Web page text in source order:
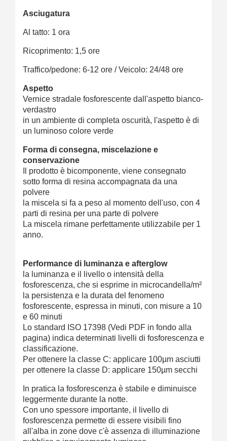
Asciugatura
Al tatto: 1 ora
Ricoprimento: 1,5 ore
Traffico/pedone: 6-12 ore / Veicolo: 24/48 ore
Aspetto
Vernice stradale fosforescente dall'aspetto bianco-
verdastro
in un ambiente di completa oscurità, l'aspetto è di
un luminoso colore verde
Forma di consegna, miscelazione e
conservazione
Il prodotto è bicomponente, viene consegnato
sotto forma di resina accompagnata da una
polvere
la miscela si fa a peso al momento dell'uso, con 4
parti di resina per una parte di polvere
La miscela rimane perfettamente utilizzabile per 1
anno.
Performance di luminanza e afterglow
la luminanza e il livello o intensità della
fosforescenza, che si esprime in microcandella/m²
la persistenza e la durata del fenomeno
fosforescente, espressa in minuti, con misure a 10
e 60 minuti
Lo standard ISO 17398 (Vedi PDF in fondo alla
pagina) indica determinati livelli di fosforescenza e
classificazione.
Per ottenere la classe C: applicare 100µm asciutti
per ottenere la classe D: applicare 150µm secchi
In pratica la fosforescenza è stabile e diminuisce
leggermente durante la notte.
Con uno spessore importante, il livello di
fosforescenza permette di essere visibili fino
all'alba in zone dove c'è assenza di illuminazione